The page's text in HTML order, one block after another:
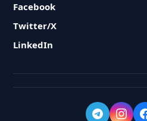
Facebook
Twitter/X
LinkedIn